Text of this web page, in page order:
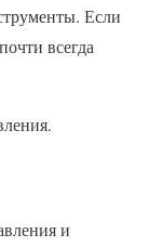
Если
всегда
и